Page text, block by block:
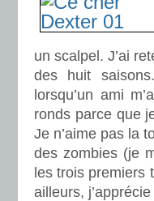
un scalpel. J’ai
des huit
lorsqu’un ami
ronds parce que
Je n’aime pas la
des zombies (je
les trois premiers
ailleurs,